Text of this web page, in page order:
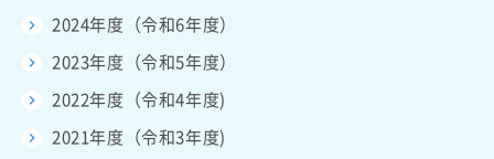
2024年度（令和6年度）
2023年度（令和5年度）
2022年度（令和4年度)
2021年度（令和3年度)